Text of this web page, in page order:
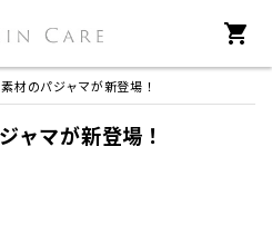
shopping_cart
材のパジャマが新登場！
ャマが新登場！